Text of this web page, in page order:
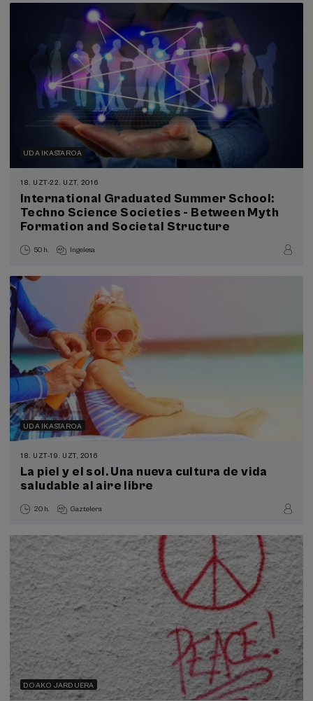
UDA IKASTAROA
18. UZT-22. UZT, 2016
International Graduated Summer School:
Techno Science Societies - Between Myth
Formation and Societal Structure
50 h. Ingelesa
UDA IKASTAROA
18. UZT-19. UZT, 2016
La piel y el sol. Una nueva cultura de vida
saludable al aire libre
20 h. Gaztelera
DOAKO JARDUERA